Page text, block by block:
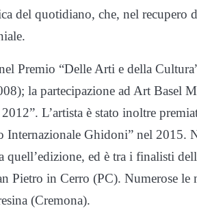
del quotidiano, che, nel recupero
Premio “Delle Arti e della
la partecipazione ad Art Basel
L’artista è stato inoltre
Ghidoni” nel 2015.
quell’edizione, ed è tra i finalisti
Pietro in Cerro (PC). Numerose le
(Cremona).